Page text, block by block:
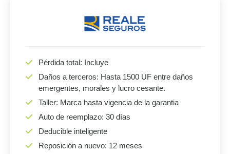
Pérdida total: Incluye
Daños a terceros: Hasta 1500 UF entre daños
emergentes, morales y lucro cesante.
Taller: Marca hasta vigencia de la garantia
Auto de reemplazo: 30 días
Deducible inteligente
Reposición a nuevo: 12 meses